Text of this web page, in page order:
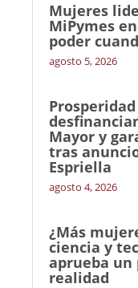
Mujeres
MiPymes
poder
agosto 5, 2026
Mayor y
tras
Espriella
agosto 4, 2026
¿Más
ciencia y
aprueba un
realidad